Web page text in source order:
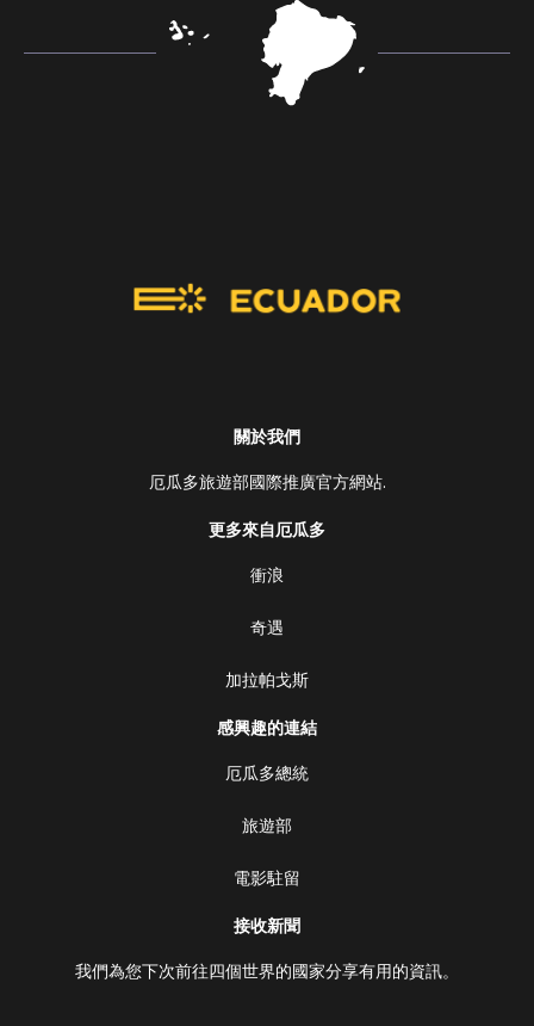
關於我們
厄瓜多旅遊部國際推廣官方網站.
更多來自厄瓜多
衝浪
奇遇
加拉帕戈斯
感興趣的連結
厄瓜多總統
旅遊部
電影駐留
接收新聞
我們為您下次前往四個世界的國家分享有用的資訊。